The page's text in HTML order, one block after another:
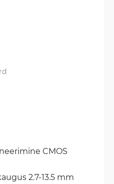
CMOS
2.7-13.5 mm